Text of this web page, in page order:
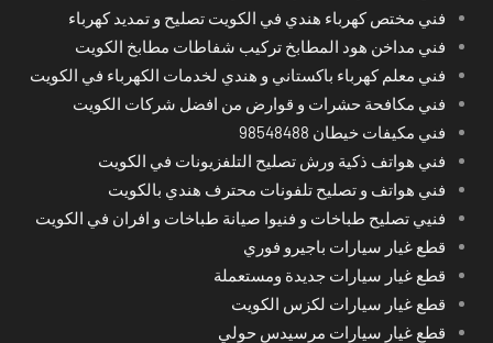
فني مختص كهرباء هندي في الكويت تصليح و تمديد كهرباء
فني مداخن هود المطابخ تركيب شفاطات مطابخ الكويت
فني معلم كهرباء باكستاني و هندي لخدمات الكهرباء في الكويت
فني مكافحة حشرات و قوارض من افضل شركات الكويت
فني مكيفات خيطان 98548488
فني هواتف ذكية ورش تصليح التلفزيونات في الكويت
فني هواتف و تصليح تلفونات محترف هندي بالكويت
فنيي تصليح طباخات و فنيوا صيانة طباخات و افران في الكويت
قطع غيار سيارات باجيرو فوري
قطع غيار سيارات جديدة ومستعملة
قطع غيار سيارات لكزس الكويت
قطع غيار سيارات مرسيدس حولي